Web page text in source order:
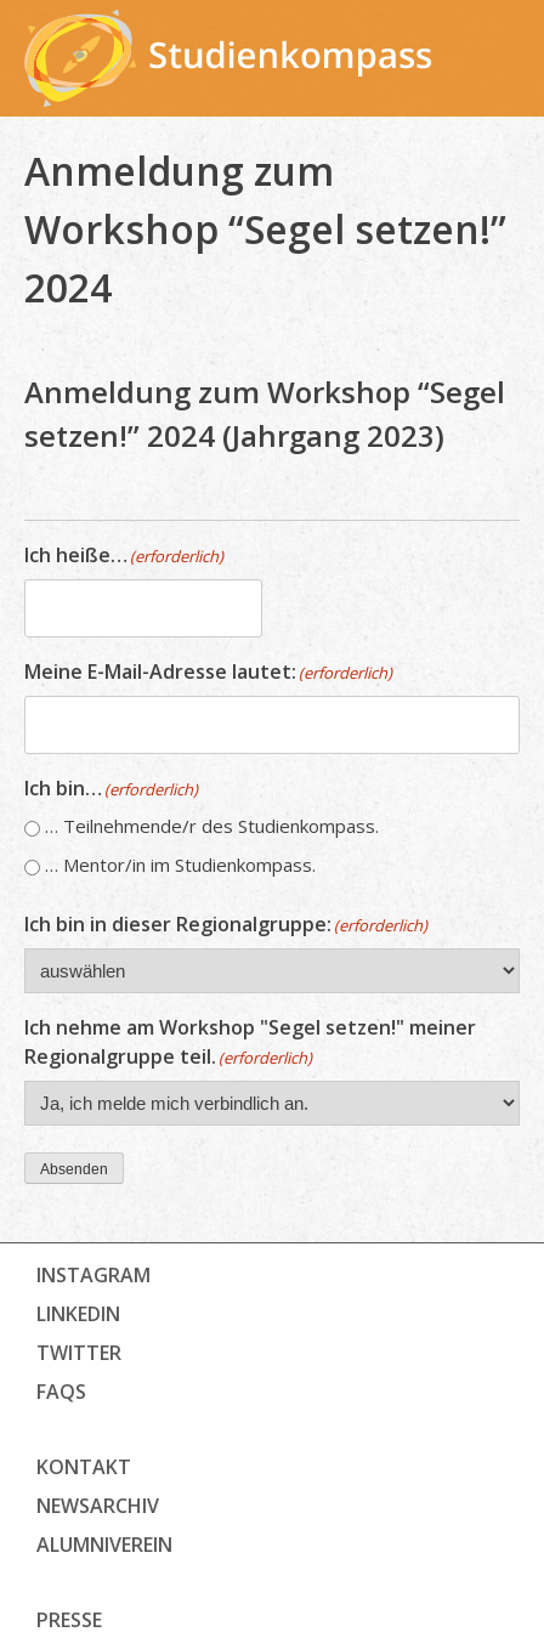
content
Anmeldung zum
Workshop “Segel setzen!”
2024
Anmeldung zum Workshop “Segel
setzen!” 2024 (Jahrgang 2023)
Ich heiße… (erforderlich)
Meine E-Mail-Adresse lautet: (erforderlich)
Ich bin… (erforderlich)
… Teilnehmende/r des Studienkompass.
… Mentor/in im Studienkompass.
Ich bin in dieser Regionalgruppe: (erforderlich)
Ich nehme am Workshop "Segel setzen!" meiner
Regionalgruppe teil. (erforderlich)
Absenden
INSTAGRAM
LINKEDIN
TWITTER
FAQS
KONTAKT
NEWSARCHIV
ALUMNIVEREIN
PRESSE